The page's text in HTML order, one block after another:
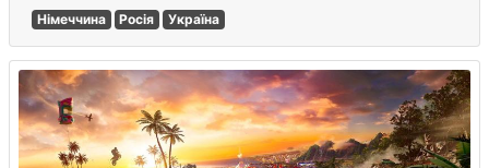
Німеччина Росія Україна